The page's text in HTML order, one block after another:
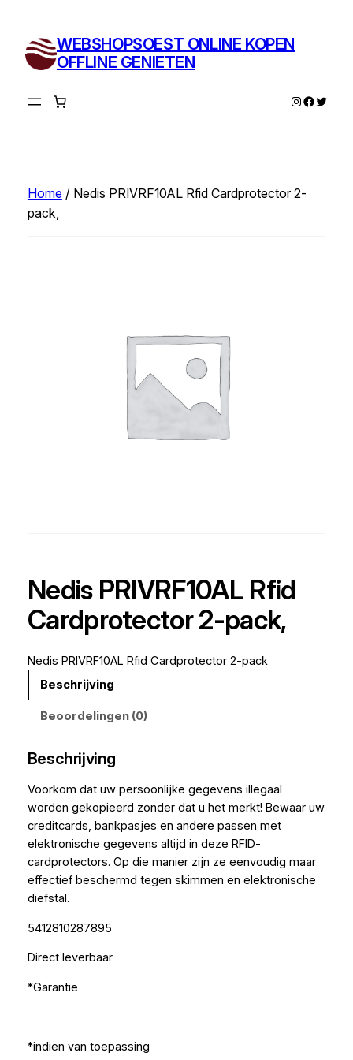
inhoud
WEBSHOPSOEST ONLINE KOPEN
OFFLINE GENIETEN
Instagram
Twitter
Home/ Nedis PRIVRF10AL Rfid Cardprotector 2-
pack,
Nedis PRIVRF10AL Rfid
Cardprotector 2-pack,
Nedis PRIVRF10AL Rfid Cardprotector 2-pack
Beschrijving
Beoordelingen (0)
Beschrijving
Voorkom dat uw persoonlijke gegevens illegaal
worden gekopieerd zonder dat u het merkt! Bewaar uw
creditcards, bankpasjes en andere passen met
elektronische gegevens altijd in deze RFID-
cardprotectors. Op die manier zijn ze eenvoudig maar
effectief beschermd tegen skimmen en elektronische
diefstal.
5412810287895
Direct leverbaar
*Garantie
*indien van toepassing